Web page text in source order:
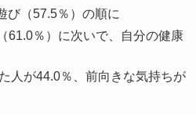
び（57.5％）の順に
61.0％）に次いで、自分の健康
人が44.0％、前向きな気持ちが